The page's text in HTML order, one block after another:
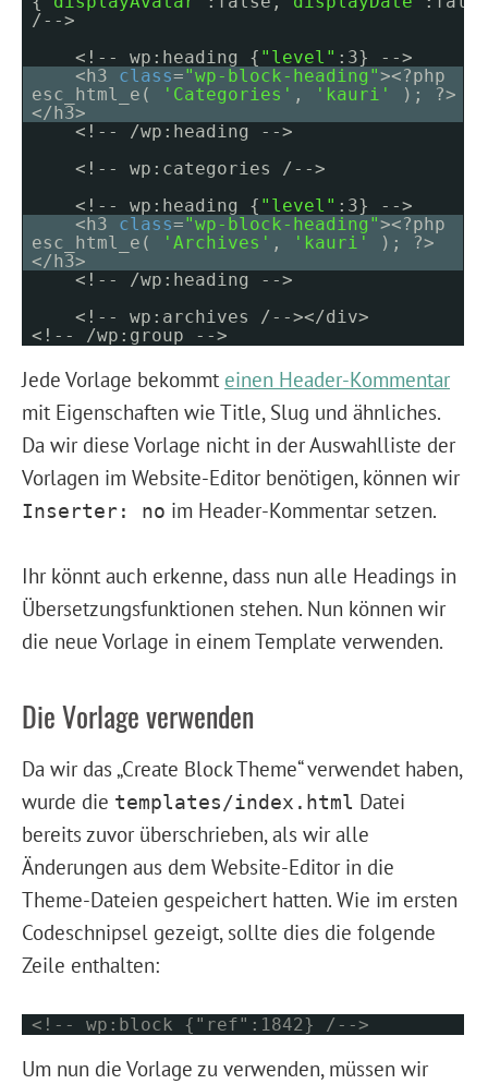
/-->
<!-- wp:heading { "level" :3} -->
<h3 class="wp-block-heading"><?php
esc_html_e(
'Categories' , 'kauri'
); ?>
</h3>
<!-- /wp:heading -->
<!-- wp:categories /-->
<!-- wp:heading { "level" :3} -->
<h3 class="wp-block-heading"><?php
esc_html_e(
'Archives' , 'kauri'
); ?>
</h3>
<!-- /wp:heading -->
<!-- wp:archives /--></div>
<!-- /wp:group -->
Jede Vorlage bekommt einen Header-Kommentar
mit Eigenschaften wie Title, Slug und ähnliches.
Da wir diese Vorlage nicht in der Auswahlliste der
Vorlagen im Website-Editor benötigen, können wir
Inserter: no im Header-Kommentar setzen.
Ihr könnt auch erkenne, dass nun alle Headings in
Übersetzungsfunktionen stehen. Nun können wir
die neue Vorlage in einem Template verwenden.
Die Vorlage verwenden
Da wir das „Create Block Theme“ verwendet haben,
wurde die templates/index.html Datei
bereits zuvor überschrieben, als wir alle
Änderungen aus dem Website-Editor in die
Theme-Dateien gespeichert hatten. Wie im ersten
Codeschnipsel gezeigt, sollte dies die folgende
Zeile enthalten:
<!-- wp:block {"ref":1842} /-->
Um nun die Vorlage zu verwenden, müssen wir